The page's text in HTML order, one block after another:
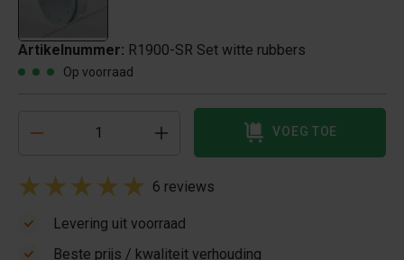
Artikelnummer: R1900-SR Set witte rubbers
Op voorraad
VOEG TOE
6 reviews
Levering uit voorraad
Beste prijs / kwaliteit verhouding